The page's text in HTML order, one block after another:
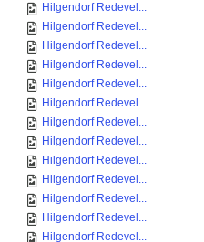
Hilgendorf Redevel...
Hilgendorf Redevel...
Hilgendorf Redevel...
Hilgendorf Redevel...
Hilgendorf Redevel...
Hilgendorf Redevel...
Hilgendorf Redevel...
Hilgendorf Redevel...
Hilgendorf Redevel...
Hilgendorf Redevel...
Hilgendorf Redevel...
Hilgendorf Redevel...
Hilgendorf Redevel...